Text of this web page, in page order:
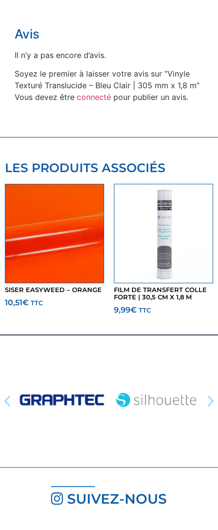
Avis
Il n’y a pas encore d’avis.
Soyez le premier à laisser votre avis sur “Vinyle
Texturé Translucide – Bleu Clair | 305 mm x 1,8 m”
Vous devez être connecté pour publier un avis.
LES PRODUITS ASSOCIÉS
SISER EASYWEED – ORANGE
10,51€ TTC
FILM DE TRANSFERT COLLE
FORTE | 30,5 CM X 1,8 M
9,99€ TTC
SUIVEZ-NOUS